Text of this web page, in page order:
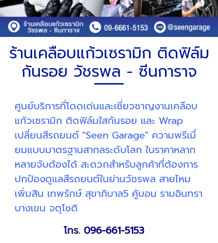
ร้านเคลือบแก้วเซรามิก ติดฟิล์ม
กันรอย วัชรพล - ซีนการาจ
ศูนย์บริการที่โดดเด่นและเชี่ยวชาญงานเคลือบ
แก้วเซรามิก ติดฟิล์มใสกันรอย และ Wrap
เปลี่ยนสีรถยนต์ "Seen Garage" ความพรีเมี่
ยมแบบมาตรฐานสากลระดับโลก ในราคาหลาก
หลายจับต้องได้ สะดวกสำหรับลูกค้าที่ต้องการ
ปกป้องดูแลสีรถยนต์ในย่านวัชรพล สายไหม
เพิ่มสิน เทพรักษ์ สุขาภิบาล5 คู้บอน รามอินทรา
บางเขน จตุโชติ
โทร. 096-661-5153